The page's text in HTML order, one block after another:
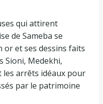
qui attirent
de Sameba se
or et ses dessins faits
Sioni, Medekhi,
les arrêts idéaux pour
par le patrimoine